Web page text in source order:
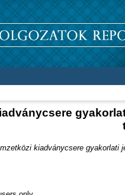
kiadványcsere gyakorlati